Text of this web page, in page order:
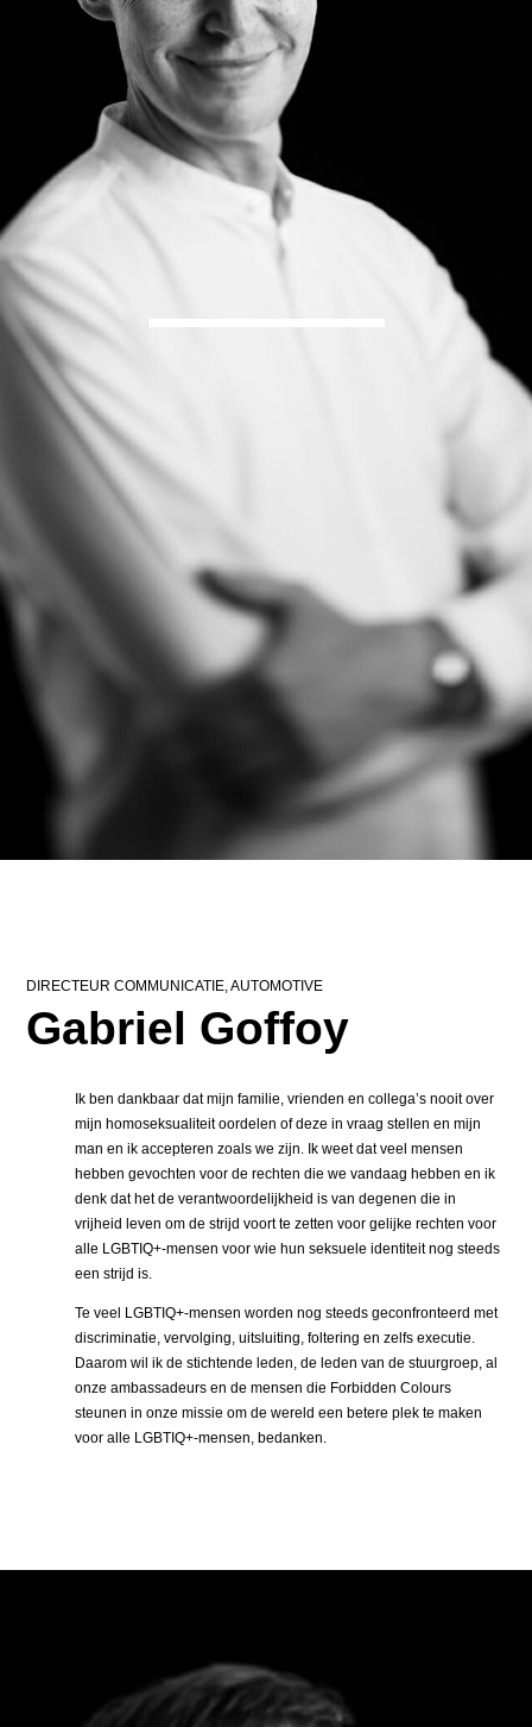
DIRECTEUR COMMUNICATIE, AUTOMOTIVE
Gabriel Goffoy
Ik ben dankbaar dat mijn familie, vrienden en collega’s nooit over
mijn homoseksualiteit oordelen of deze in vraag stellen en mijn
man en ik accepteren zoals we zijn. Ik weet dat veel mensen
hebben gevochten voor de rechten die we vandaag hebben en ik
denk dat het de verantwoordelijkheid is van degenen die in
vrijheid leven om de strijd voort te zetten voor gelijke rechten voor
alle LGBTIQ+-mensen voor wie hun seksuele identiteit nog steeds
een strijd is.
Te veel LGBTIQ+-mensen worden nog steeds geconfronteerd met
discriminatie, vervolging, uitsluiting, foltering en zelfs executie.
Daarom wil ik de stichtende leden, de leden van de stuurgroep, al
onze ambassadeurs en de mensen die Forbidden Colours
steunen in onze missie om de wereld een betere plek te maken
voor alle LGBTIQ+-mensen, bedanken.